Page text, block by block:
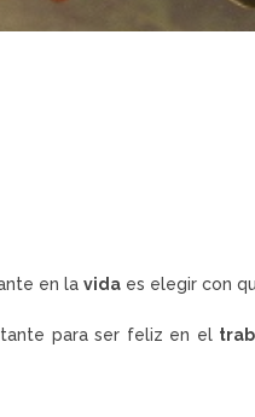
en la vida es elegir con
para ser feliz en el